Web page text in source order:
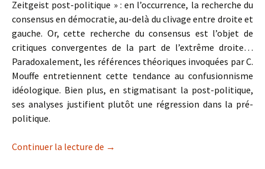
Zeitgeist post-politique » : en l’occurrence, la recherche du
consensus en démocratie, au-delà du clivage entre droite et
gauche. Or, cette recherche du consensus est l’objet de
critiques convergentes de la part de l’extrême droite…
Paradoxalement, les références théoriques invoquées par C.
Mouffe entretiennent cette tendance au confusionnisme
idéologique. Bien plus, en stigmatisant la post-politique,
ses analyses justifient plutôt une régression dans la pré-
politique.
Continuer la lecture de De la post-politique à la pré-politique
→